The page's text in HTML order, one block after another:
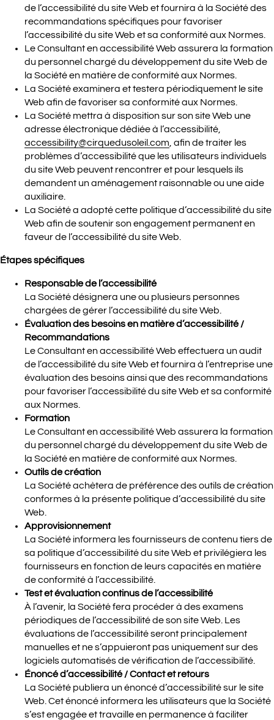
de l’accessibilité du site Web et fournira à la Société des
recommandations spécifiques pour favoriser
l’accessibilité du site Web et sa conformité aux Normes.
Le Consultant en accessibilité Web assurera la formation
du personnel chargé du développement du site Web de
la Société en matière de conformité aux Normes.
La Société examinera et testera périodiquement le site
Web afin de favoriser sa conformité aux Normes.
La Société mettra à disposition sur son site Web une
adresse électronique dédiée à l’accessibilité,
accessibility@cirquedusoleil.com , afin de traiter les
problèmes d’accessibilité que les utilisateurs individuels
du site Web peuvent rencontrer et pour lesquels ils
demandent un aménagement raisonnable ou une aide
auxiliaire.
La Société a adopté cette politique d’accessibilité du site
Web afin de soutenir son engagement permanent en
faveur de l’accessibilité du site Web.
Étapes spécifiques
Responsable de l’accessibilité
La Société désignera une ou plusieurs personnes
chargées de gérer l’accessibilité du site Web.
Évaluation des besoins en matière d’accessibilité /
Recommandations
Le Consultant en accessibilité Web effectuera un audit
de l’accessibilité du site Web et fournira à l’entreprise une
évaluation des besoins ainsi que des recommandations
pour favoriser l’accessibilité du site Web et sa conformité
aux Normes.
Formation
Le Consultant en accessibilité Web assurera la formation
du personnel chargé du développement du site Web de
la Société en matière de conformité aux Normes.
Outils de création
La Société achètera de préférence des outils de création
conformes à la présente politique d’accessibilité du site
Web.
Approvisionnement
La Société informera les fournisseurs de contenu tiers de
sa politique d’accessibilité du site Web et privilégiera les
fournisseurs en fonction de leurs capacités en matière
de conformité à l’accessibilité.
Test et évaluation continus de l’accessibilité
À l’avenir, la Société fera procéder à des examens
périodiques de l’accessibilité de son site Web. Les
évaluations de l’accessibilité seront principalement
manuelles et ne s’appuieront pas uniquement sur des
logiciels automatisés de vérification de l’accessibilité.
Énoncé d’accessibilité / Contact et retours
La Société publiera un énoncé d’accessibilité sur le site
Web. Cet énoncé informera les utilisateurs que la Société
s’est engagée et travaille en permanence à faciliter